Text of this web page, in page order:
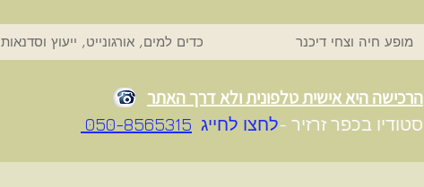
כדים למים, אורגונייט, ייעוץ וסדנאות מופע חיה וצחי דיכנר
הרכישה היא אישית טלפונית ולא דרך האתר
סטודיו בכפר זרזיר -לחצו לחייג 050-8565315